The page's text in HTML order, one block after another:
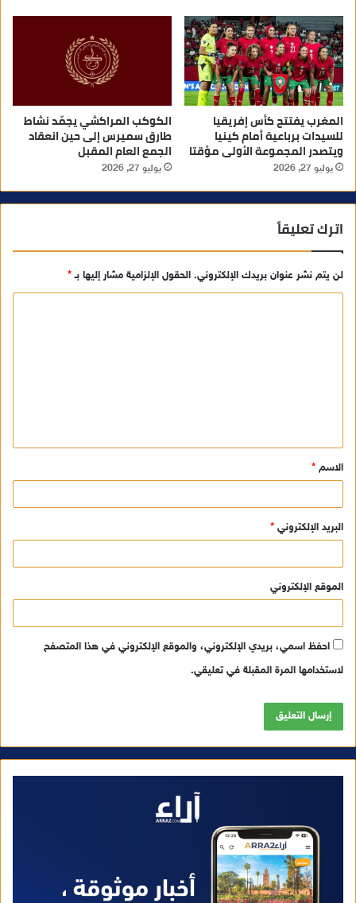
المغرب يفتتح كأس إفريقيا
للسيدات برباعية أمام كينيا
ويتصدر المجموعة الأولى مؤقتا
يوليو 27, 2026
الكوكب المراكشي يجمّد نشاط
طارق سميرس إلى حين انعقاد
الجمع العام المقبل
يوليو 27, 2026
اترك تعليقاً
لن يتم نشر عنوان بريدك الإلكتروني. الحقول الإلزامية مشار إليها بـ*
ق
*
الاسم *
البريد الإلكتروني *
الموقع الإلكتروني
احفظ اسمي، بريدي الإلكتروني، والموقع الإلكتروني في هذا المتصفح
لاستخدامها المرة المقبلة في تعليقي.